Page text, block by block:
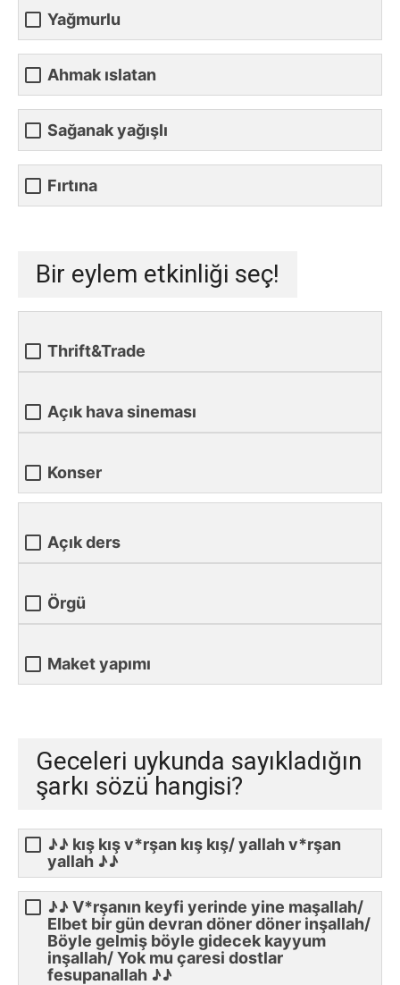
Yağmurlu
Ahmak ıslatan
Sağanak yağışlı
Fırtına
Bir eylem etkinliği seç!
Thrift&Trade
Açık hava sineması
Konser
Açık ders
Örgü
Maket yapımı
Geceleri uykunda sayıkladığın
şarkı sözü hangisi?
♪♪ kış kış v*rşan kış kış/ yallah v*rşan
yallah ♪♪
♪♪ V*rşanın keyfi yerinde yine maşallah/
Elbet bir gün devran döner döner inşallah/
Böyle gelmiş böyle gidecek kayyum
inşallah/ Yok mu çaresi dostlar
fesupanallah ♪♪